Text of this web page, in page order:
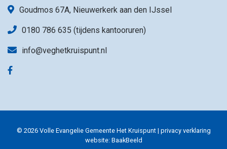
Goudmos 67A, Nieuwerkerk aan den IJssel
0180 786 635 (tijdens kantooruren)
info@veghetkruispunt.nl
© 2026 Volle Evangelie Gemeente Het Kruispunt | privacy verklaring
website: BaakBeeld